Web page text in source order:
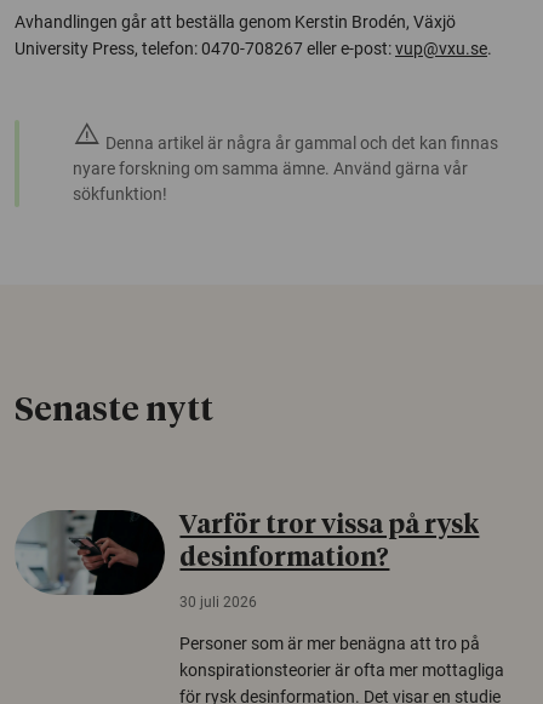
Avhandlingen går att beställa genom Kerstin Brodén, Växjö
University Press, telefon: 0470-708267 eller e-post:vup@vxu.se.
warning Denna artikel är några år gammal och det kan finnas
nyare forskning om samma ämne. Använd gärna vår
sökfunktion!
Senaste nytt
Varför tror vissa på rysk
desinformation?
30 juli 2026
Personer som är mer benägna att tro på
konspirationsteorier är ofta mer mottagliga
för rysk desinformation. Det visar en studie